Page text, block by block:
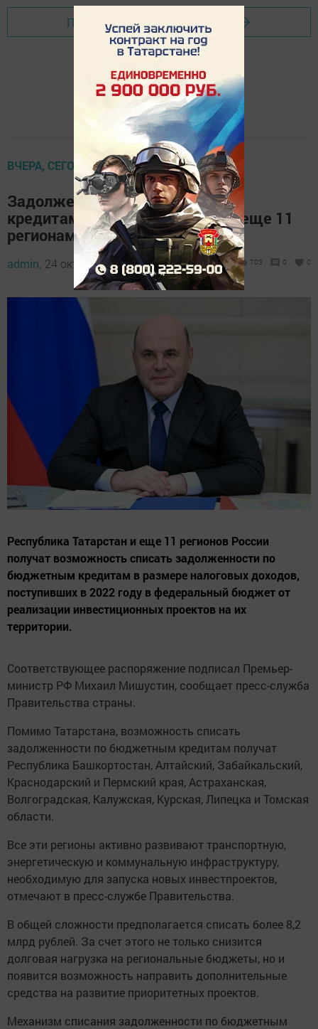
Перейти на страницу новости
ВЧЕРА, СЕГОДНЯ, ЗАВТРА
Задолженность по бюджетным
кредитам спишут Татарстану и еще 11
регионам
admin, 24 октября 2023 - 12:52 703 0 0
Республика Татарстан и еще 11 регионов России
получат возможность списать задолженности по
бюджетным кредитам в размере налоговых доходов,
поступивших в 2022 году в федеральный бюджет от
реализации инвестиционных проектов на их
территории.
Соответствующее распоряжение подписал Премьер-
министр РФ Михаил Мишустин, сообщает пресс-служба
Правительства страны.
Помимо Татарстана, возможность списать
задолженности по бюджетным кредитам получат
Республика Башкортостан, Алтайский, Забайкальский,
Краснодарский и Пермский края, Астраханская,
Волгоградская, Калужская, Курская, Липецка и Томская
области.
Все эти регионы активно развивают транспортную,
энергетическую и коммунальную инфраструктуру,
необходимую для запуска новых инвестпроектов,
отмечают в пресс-службе Правительства.
В общей сложности предполагается списать более 8,2
млрд рублей. За счет этого не только снизится
долговая нагрузка на региональные бюджеты, но и
появится возможность направить дополнительные
средства на развитие приоритетных проектов.
Механизм списания задолженности по бюджетным